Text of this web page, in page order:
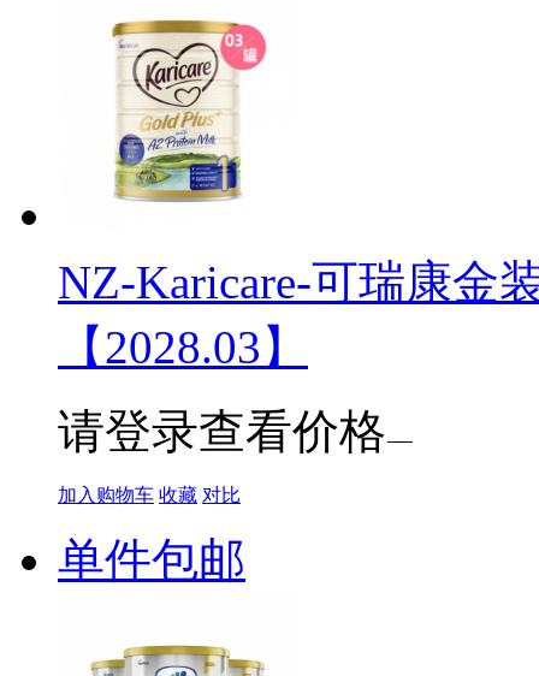
NZ-Karicare-可瑞康金
【2028.03】
请登录查看价格
加入购物车 收藏 对比
单件包邮